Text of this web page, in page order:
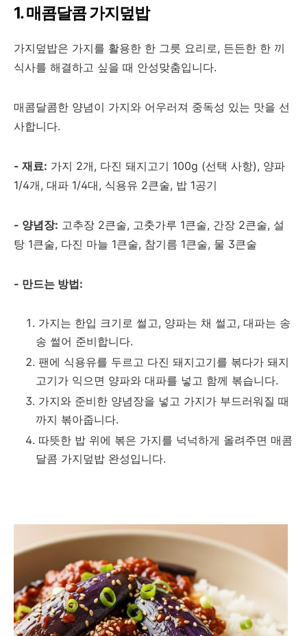
1. 매콤달콤 가지덮밥
가지덮밥은 가지를 활용한 한 그릇 요리로, 든든한 한 끼
식사를 해결하고 싶을 때 안성맞춤입니다.
매콤달콤한 양념이 가지와 어우러져 중독성 있는 맛을 선
사합니다.
- 재료: 가지 2개, 다진 돼지고기 100g (선택 사항), 양파
1/4개, 대파 1/4대, 식용유 2큰술, 밥 1공기
- 양념장: 고추장 2큰술, 고춧가루 1큰술, 간장 2큰술, 설
탕 1큰술, 다진 마늘 1큰술, 참기름 1큰술, 물 3큰술
- 만드는 방법:
가지는 한입 크기로 썰고, 양파는 채 썰고, 대파는 송
송 썰어 준비합니다.
팬에 식용유를 두르고 다진 돼지고기를 볶다가 돼지
고기가 익으면 양파와 대파를 넣고 함께 볶습니다.
가지와 준비한 양념장을 넣고 가지가 부드러워질 때
까지 볶아줍니다.
따뜻한 밥 위에 볶은 가지를 넉넉하게 올려주면 매콤
달콤 가지덮밥 완성입니다.